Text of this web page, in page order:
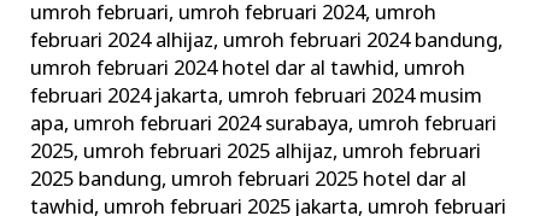
umroh februari, umroh februari 2024, umroh
februari 2024 alhijaz, umroh februari 2024 bandung,
umroh februari 2024 hotel dar al tawhid, umroh
februari 2024 jakarta, umroh februari 2024 musim
apa, umroh februari 2024 surabaya, umroh februari
2025, umroh februari 2025 alhijaz, umroh februari
2025 bandung, umroh februari 2025 hotel dar al
tawhid, umroh februari 2025 jakarta, umroh februari